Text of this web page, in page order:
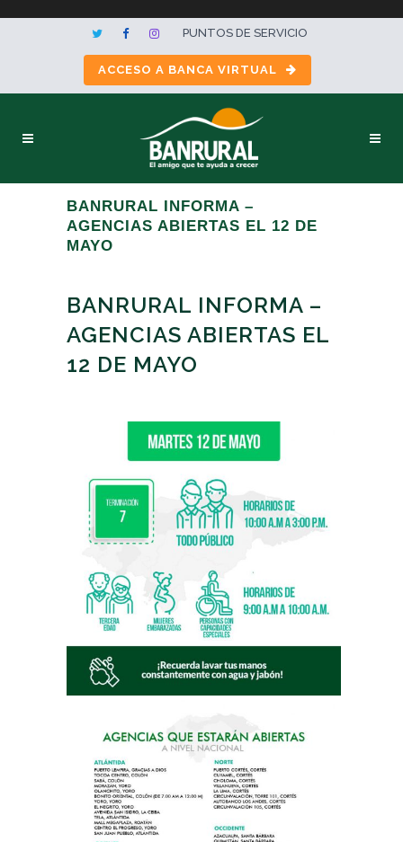
PUNTOS DE SERVICIO
ACCESO A BANCA VIRTUAL
BANRURAL INFORMA –
AGENCIAS ABIERTAS EL 12 DE
MAYO
BANRURAL INFORMA –
AGENCIAS ABIERTAS EL
12 DE MAYO